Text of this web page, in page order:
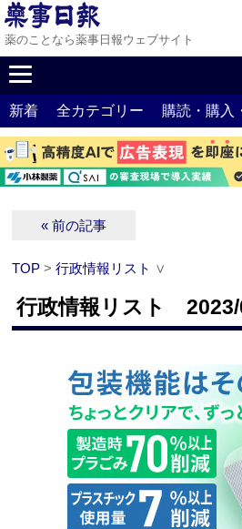
薬のことなら薬事日報ウェブサイト
新着 全カテゴリー 購読・購入
« 前の記事
TOP >行政情報リスト ∨
行政情報リスト 2023/